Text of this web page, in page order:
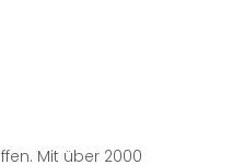
Mit über 2000